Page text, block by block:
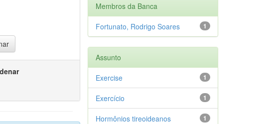
Membros da Banca
1
Fortunato, Rodrigo Soares
Assunto
1
Exercise
1
Exercício
1
Hormônios tireoideanos